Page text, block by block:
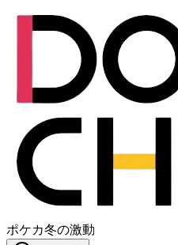
ポケカ冬の激動